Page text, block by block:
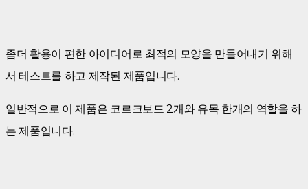
좀더 활용이 편한 아이디어로 최적의 모양을 만들어내기 위해
서 테스트를 하고 제작된 제품입니다.
일반적으로 이 제품은 코르크보드 2개와 유목 한개의 역할을 하
는 제품입니다.